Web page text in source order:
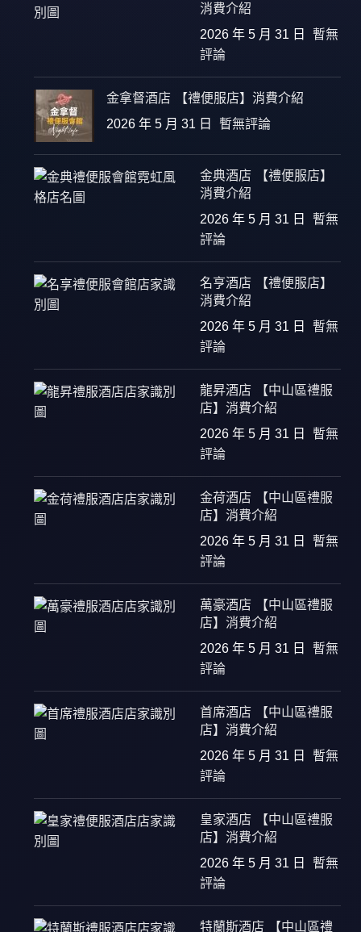
消費介紹
2026 年 5 月 31 日
暫無
評論
金拿督酒店 【禮便服店】消費介紹
2026 年 5 月 31 日 暫無評論
金典酒店 【禮便服店】
消費介紹
2026 年 5 月 31 日
暫無
評論
名亨酒店 【禮便服店】
消費介紹
2026 年 5 月 31 日
暫無
評論
龍昇酒店 【中山區禮服
店】消費介紹
2026 年 5 月 31 日
暫無
評論
金荷酒店 【中山區禮服
店】消費介紹
2026 年 5 月 31 日
暫無
評論
萬豪酒店 【中山區禮服
店】消費介紹
2026 年 5 月 31 日
暫無
評論
首席酒店 【中山區禮服
店】消費介紹
2026 年 5 月 31 日
暫無
評論
皇家酒店 【中山區禮服
店】消費介紹
2026 年 5 月 31 日
暫無
評論
特蘭斯酒店 【中山區禮